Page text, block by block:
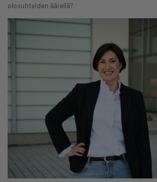
olosuhteiden äärellä?